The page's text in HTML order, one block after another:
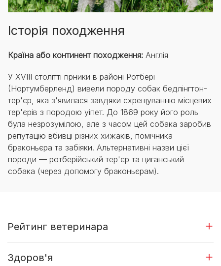
Історія походження
Країна або континент походження: Англія
У XVIII столітті гірники в районі Ротбері
(Нортумберленд) вивели породу собак бедлінгтон-
тер'єр, яка з'явилася завдяки схрещуванню місцевих
тер'єрів з породою уіпет. До 1869 року його роль
була незрозумілою, але з часом цей собака заробив
репутацію вбивці різних хижаків, помічника
браконьєра та забіяки. Альтернативні назви цієї
породи — ротберійський тер'єр та циганський
собака (через допомогу браконьєрам).
Рейтинг ветеринара
Здоров'я